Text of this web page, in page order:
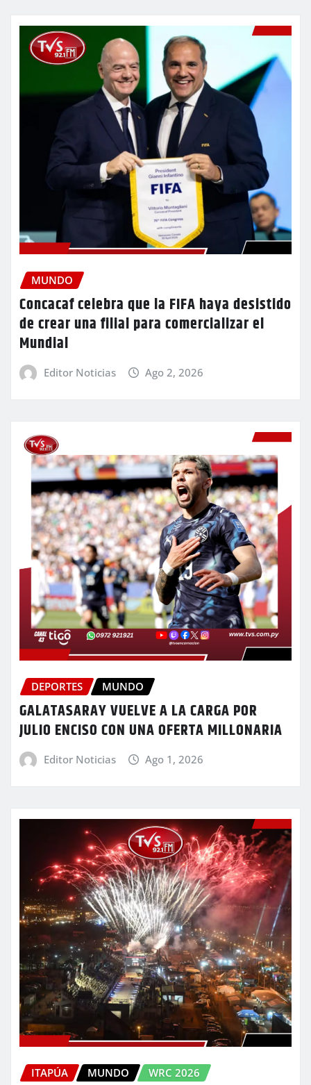
MUNDO
Concacaf celebra que la FIFA haya desistido
de crear una filial para comercializar el
Mundial
Editor Noticias Ago 2, 2026
DEPORTES MUNDO
GALATASARAY VUELVE A LA CARGA POR
JULIO ENCISO CON UNA OFERTA MILLONARIA
Editor Noticias Ago 1, 2026
ITAPÚA MUNDO WRC 2026